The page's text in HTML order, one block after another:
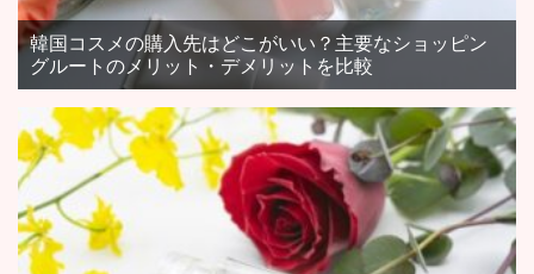
韓国コスメの購入先はどこがいい？主要なショッピン
グルートのメリット・デメリットを比較